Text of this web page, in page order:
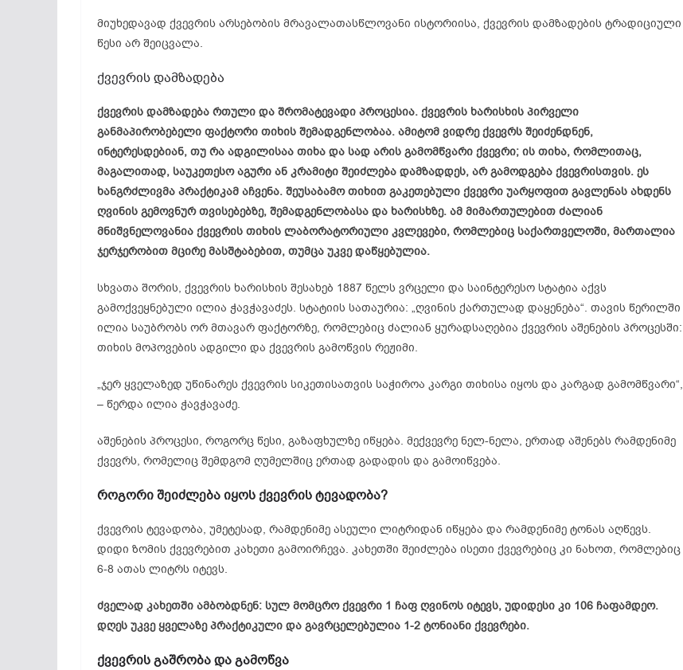
მიუხედავად ქვევრის არსებობის მრავალათასწლოვანი ისტორიისა, ქვევრის დამზადების ტრადიციული
წესი არ შეიცვალა.
ქვევრის დამზადება
ქვევრის დამზადება რთული და შრომატევადი პროცესია. ქვევრის ხარისხის პირველი
განმაპირობებელი ფაქტორი თიხის შემადგენლობაა. ამიტომ ვიდრე ქვევრს შეიძენდნენ,
ინტერესდებიან, თუ რა ადგილისაა თიხა და სად არის გამომწვარი ქვევრი; ის თიხა, რომლითაც,
მაგალითად, საუკეთესო აგური ან კრამიტი შეიძლება დამზადდეს, არ გამოდგება ქვევრისთვის. ეს
ხანგრძლივმა პრაქტიკამ აჩვენა. შეუსაბამო თიხით გაკეთებული ქვევრი უარყოფით გავლენას ახდენს
ღვინის გემოვნურ თვისებებზე, შემადგენლობასა და ხარისხზე. ამ მიმართულებით ძალიან
მნიშვნელოვანია ქვევრის თიხის ლაბორატორიული კვლევები, რომლებიც საქართველოში, მართალია
ჯერჯერობით მცირე მასშტაბებით, თუმცა უკვე დაწყებულია.
სხვათა შორის, ქვევრის ხარისხის შესახებ 1887 წელს ვრცელი და საინტერესო სტატია აქვს
გამოქვეყნებული ილია ჭავჭავაძეს. სტატიის სათაურია: „ღვინის ქართულად დაყენება“. თავის წერილში
ილია საუბრობს ორ მთავარ ფაქტორზე, რომლებიც ძალიან ყურადსაღებია ქვევრის აშენების პროცესში:
თიხის მოპოვების ადგილი და ქვევრის გამოწვის რეჟიმი.
„ჯერ ყველაზედ უწინარეს ქვევრის სიკეთისათვის საჭიროა კარგი თიხისა იყოს და კარგად გამომწვარი“,
– წერდა ილია ჭავჭავაძე.
აშენების პროცესი, როგორც წესი, გაზაფხულზე იწყება. მექვევრე ნელ-ნელა, ერთად აშენებს რამდენიმე
ქვევრს, რომელიც შემდგომ ღუმელშიც ერთად გადადის და გამოიწვება.
როგორი შეიძლება იყოს ქვევრის ტევადობა?
ქვევრის ტევადობა, უმეტესად, რამდენიმე ასეული ლიტრიდან იწყება და რამდენიმე ტონას აღწევს.
დიდი ზომის ქვევრებით კახეთი გამოირჩევა. კახეთში შეიძლება ისეთი ქვევრებიც კი ნახოთ, რომლებიც
6-8 ათას ლიტრს იტევს.
ძველად კახეთში ამბობდნენ: სულ მომცრო ქვევრი 1 ჩაფ ღვინოს იტევს, უდიდესი კი 106 ჩაფამდეო.
დღეს უკვე ყველაზე პრაქტიკული და გავრცელებულია 1-2 ტონიანი ქვევრები.
ქვევრის გაშრობა და გამოწვა